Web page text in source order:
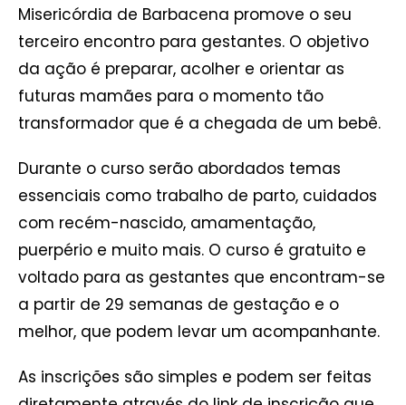
Misericórdia de Barbacena promove o seu
terceiro encontro para gestantes. O objetivo
da ação é preparar, acolher e orientar as
futuras mamães para o momento tão
transformador que é a chegada de um bebê.
Durante o curso serão abordados temas
essenciais como trabalho de parto, cuidados
com recém-nascido, amamentação,
puerpério e muito mais. O curso é gratuito e
voltado para as gestantes que encontram-se
a partir de 29 semanas de gestação e o
melhor, que podem levar um acompanhante.
As inscrições são simples e podem ser feitas